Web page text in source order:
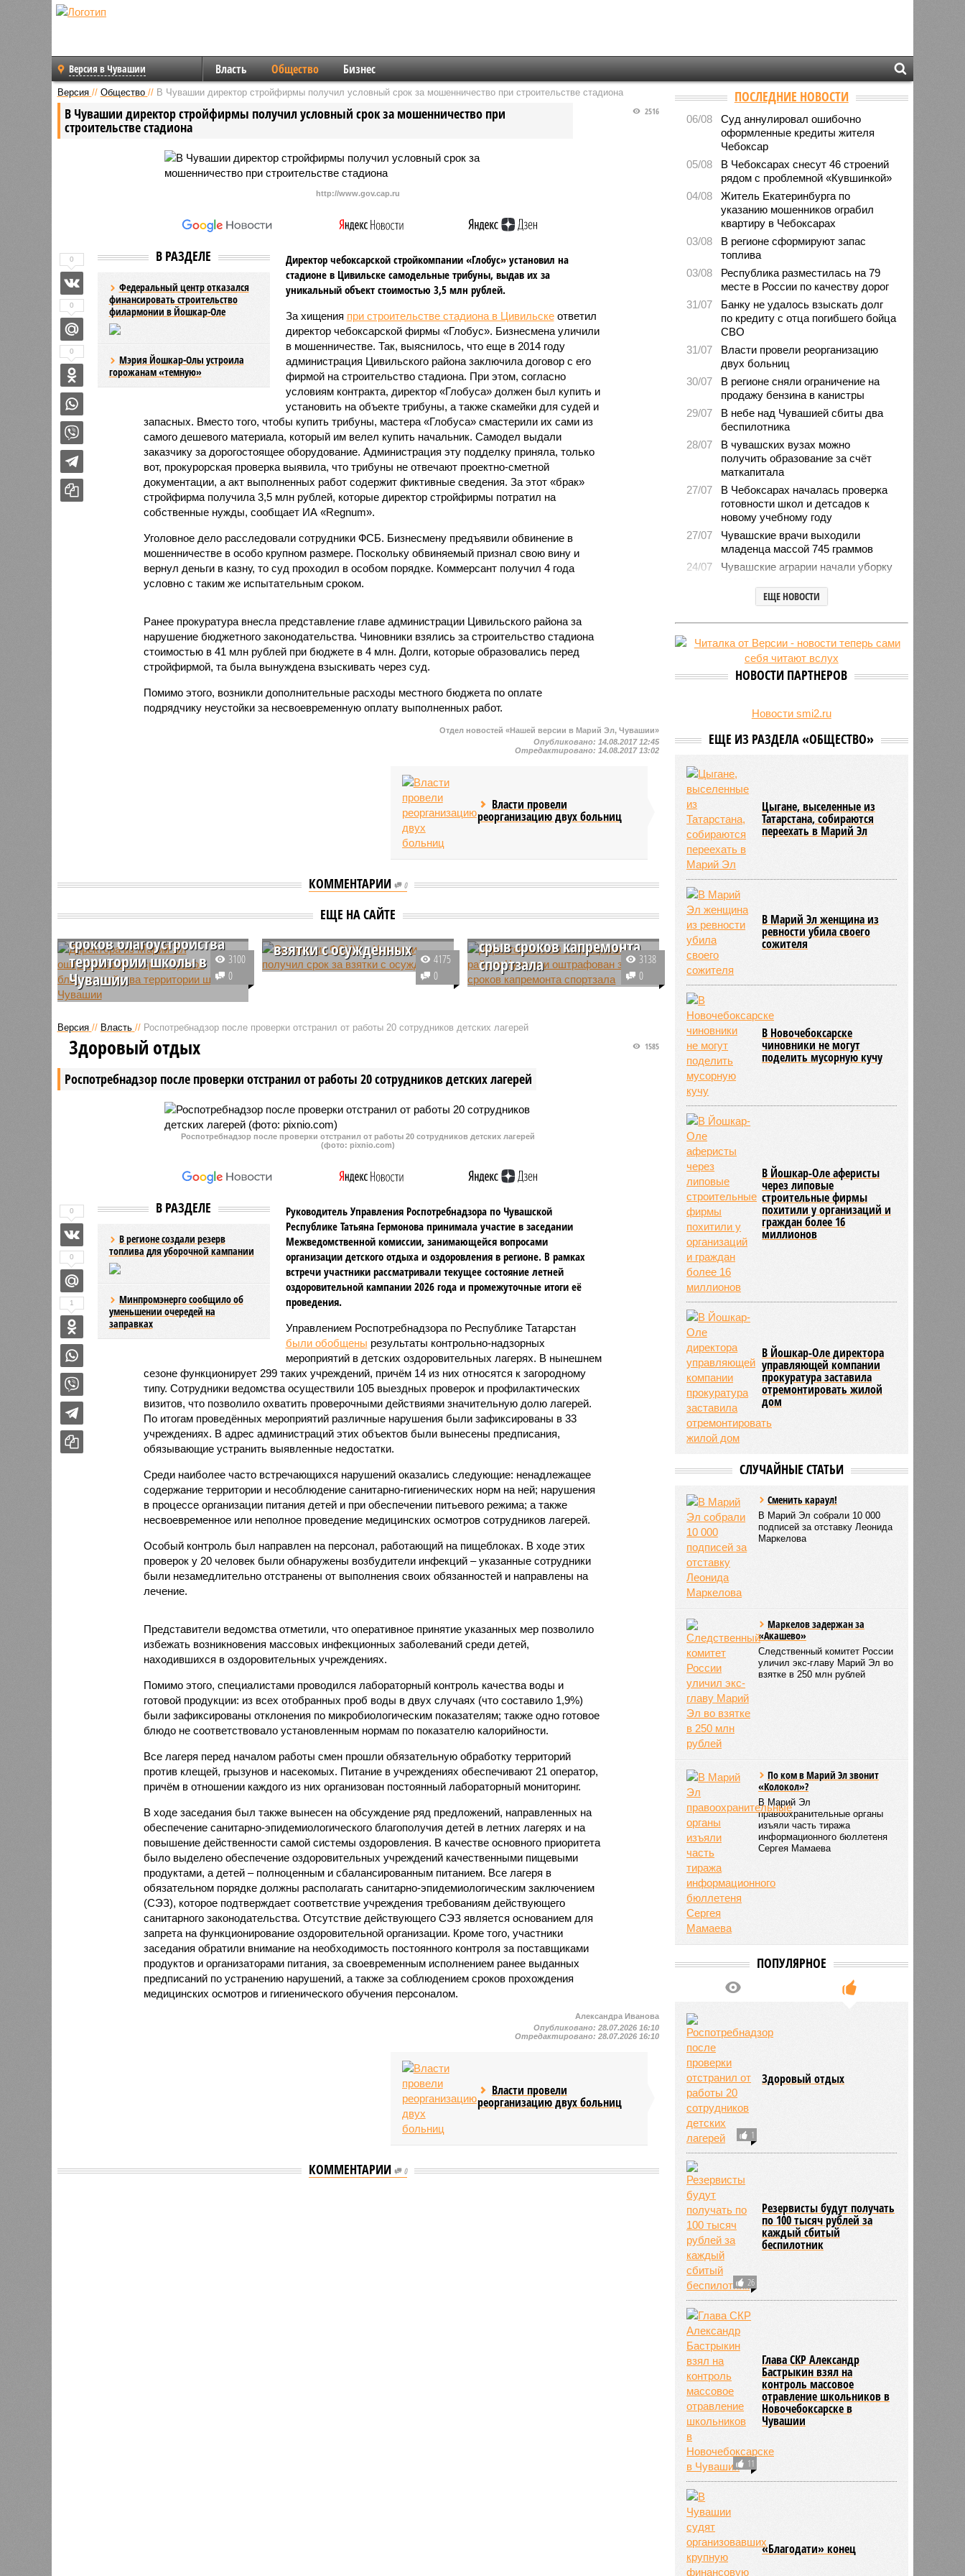
Версия в Чувашии Власть Общество Бизнес
Версия // Общество // В Чувашии директор стройфирмы получил условный срок за мошенничество при строительстве стадиона
В Чувашии директор стройфирмы получил условный срок за мошенничество при
строительстве стадиона
2516
http://www.gov.cap.ru
В РАЗДЕЛЕ
Федеральный центр отказался
финансировать строительство
филармонии в Йошкар-Оле
Мэрия Йошкар-Олы устроила
горожанам «темную»
Директор чебоксарской стройкомпании «Глобус» установил на
стадионе в Цивильске самодельные трибуны, выдав их за
уникальный объект стоимостью 3,5 млн рублей.
За хищения при строительстве стадиона в Цивильскеответил
директор чебоксарской фирмы «Глобус». Бизнесмена уличили
в мошенничестве. Так, выяснилось, что еще в 2014 году
администрация Цивильского района заключила договор с его
фирмой на строительство стадиона. При этом, согласно
условиям контракта, директор «Глобуса» должен был купить и
установить на объекте трибуны, а также скамейки для судей и
запасных. Вместо того, чтобы купить трибуны, мастера «Глобуса» смастерили их сами из
самого дешевого материала, который им велел купить начальник. Самодел выдали
заказчику за дорогостоящее оборудование. Администрация эту подделку приняла, только
вот, прокурорская проверка выявила, что трибуны не отвечают проектно-сметной
документации, а акт выполненных работ содержит фиктивные сведения. За этот «брак»
стройфирма получила 3,5 млн рублей, которые директор стройфирмы потратил на
собственные нужды, сообщает ИА «Regnum».
Уголовное дело расследовали сотрудники ФСБ. Бизнесмену предъявили обвинение в
мошенничестве в особо крупном размере. Поскольку обвиняемый признал свою вину и
вернул деньги в казну, то суд проходил в особом порядке. Коммерсант получил 4 года
условно с таким же испытательным сроком.
Ранее прокуратура внесла представление главе администрации Цивильского района за
нарушение бюджетного законодательства. Чиновники взялись за строительство стадиона
стоимостью в 41 млн рублей при бюджете в 4 млн. Долги, которые образовались перед
стройфирмой, та была вынуждена взыскивать через суд.
Помимо этого, возникли дополнительные расходы местного бюджета по оплате
подрядчику неустойки за несвоевременную оплату выполненных работ.
0
0
0
Отдел новостей «Нашей версии в Марий Эл, Чувашии»
Опубликовано: 14.08.2017 12:45
Отредактировано: 14.08.2017 13:02
Власти провели
реорганизацию двух больниц
КОММЕНТАРИИ 0
ЕЩЕ НА САЙТЕ
оштрафовали за срыв
сроков благоустройства
территории школы в
Чувашии
Директора компании из Марий Эл
благоустройства территории
одной из школ, расположенной в
Моргаушском муниципальном
округе Чувашии.
3100
0
Сотрудник ФСИН в
взятки с осужденных
В Чувашии суд вынес приговор
преступников, получивших
отбывания наказания.
4175
0
Директор школы в
Урмарском районе
срыв сроков капремонта
спортзала
В Урмарском районе Чувашии
спортивного зала в учебном
о контрактной системе закупок.
3138
0
Версия // Власть // Роспотребнадзор после проверки отстранил от работы 20 сотрудников детских лагерей
Роспотребнадзор после проверки отстранил от работы 20 сотрудников детских лагерей
1585
Здоровый отдых
Роспотребнадзор после проверки отстранил от работы 20 сотрудников детских лагерей
(фото: pixnio.com)
В РАЗДЕЛЕ
В регионе создали резерв
топлива для уборочной кампании
Минпромэнерго сообщило об
уменьшении очередей на
заправках
Руководитель Управления Роспотребнадзора по Чувашской
Республике Татьяна Гермонова принимала участие в заседании
Межведомственной комиссии, занимающейся вопросами
организации детского отдыха и оздоровления в регионе. В рамках
встречи участники рассматривали текущее состояние летней
оздоровительной кампании 2026 года и промежуточные итоги её
проведения.
Управлением Роспотребнадзора по Республике Татарстан
были обобщены результаты контрольно-надзорных
мероприятий в детских оздоровительных лагерях. В нынешнем
сезоне функционирует 299 таких учреждений, причём 14 из них относятся к загородному
типу. Сотрудники ведомства осуществили 105 выездных проверок и профилактических
визитов, что позволило охватить проверочными действиями значительную долю лагерей.
По итогам проведённых мероприятий различные нарушения были зафиксированы в 33
учреждениях. В адрес администраций этих объектов были вынесены предписания,
обязывающие устранить выявленные недостатки.
Среди наиболее часто встречающихся нарушений оказались следующие: ненадлежащее
содержание территории и несоблюдение санитарно-гигиенических норм на ней; нарушения
в процессе организации питания детей и при обеспечении питьевого режима; а также
несвоевременное или неполное проведение медицинских осмотров сотрудников лагерей.
Особый контроль был направлен на персонал, работающий на пищеблоках. В ходе этих
проверок у 20 человек были обнаружены возбудители инфекций – указанные сотрудники
были незамедлительно отстранены от выполнения своих обязанностей и направлены на
лечение.
Представители ведомства отметили, что оперативное принятие указанных мер позволило
избежать возникновения массовых инфекционных заболеваний среди детей,
находившихся в оздоровительных учреждениях.
Помимо этого, специалистами проводился лабораторный контроль качества воды и
готовой продукции: из всех отобранных проб воды в двух случаях (что составило 1,9%)
были зафиксированы отклонения по микробиологическим показателям; также одно готовое
блюдо не соответствовало установленным нормам по показателю калорийности.
Все лагеря перед началом работы смен прошли обязательную обработку территорий
против клещей, грызунов и насекомых. Питание в учреждениях обеспечивают 21 оператор,
причём в отношении каждого из них организован постоянный лабораторный мониторинг.
В ходе заседания был также вынесен на обсуждение ряд предложений, направленных на
обеспечение санитарно-эпидемиологического благополучия детей в летних лагерях и на
повышение действенности самой системы оздоровления. В качестве основного приоритета
было выделено обеспечение оздоровительных учреждений качественными пищевыми
продуктами, а детей – полноценным и сбалансированным питанием. Все лагеря в
обязательном порядке должны располагать санитарно-эпидемиологическим заключением
(СЭЗ), которое подтверждает соответствие учреждения требованиям действующего
санитарного законодательства. Отсутствие действующего СЭЗ является основанием для
запрета на функционирование оздоровительной организации. Кроме того, участники
заседания обратили внимание на необходимость постоянного контроля за поставщиками
продуктов и организаторами питания, за своевременным исполнением ранее выданных
предписаний по устранению нарушений, а также за соблюдением сроков прохождения
медицинских осмотров и гигиенического обучения персоналом.
0
0
1
Александра Иванова
Опубликовано:28.07.2026 16:10
Отредактировано:28.07.2026 16:10
Власти провели
реорганизацию двух больниц
КОММЕНТАРИИ 0
ПОСЛЕДНИЕ НОВОСТИ
06/08
Суд аннулировал ошибочно
оформленные кредиты жителя
Чебоксар
05/08
В Чебоксарах снесут 46 строений
рядом с проблемной «Кувшинкой»
04/08
Житель Екатеринбурга по
указанию мошенников ограбил
квартиру в Чебоксарах
03/08
В регионе сформируют запас
топлива
03/08
Республика разместилась на 79
месте в России по качеству дорог
31/07
Банку не удалось взыскать долг
по кредиту с отца погибшего бойца
СВО
31/07
Власти провели реорганизацию
двух больниц
30/07
В регионе сняли ограничение на
продажу бензина в канистры
29/07
В небе над Чувашией сбиты два
беспилотника
28/07
В чувашских вузах можно
получить образование за счёт
маткапитала
27/07
В Чебоксарах началась проверка
готовности школ и детсадов к
новому учебному году
27/07
Чувашские врачи выходили
младенца массой 745 граммов
24/07
Чувашские аграрии начали уборку
Минпромэнерго сообщило об
заправках
23/07
В Чувашии за 6 месяцев изъято
свыше 500 единиц оружия
ЕЩЕ НОВОСТИ
НОВОСТИ ПАРТНЕРОВ
Новости smi2.ru
ЕЩЕ ИЗ РАЗДЕЛА «ОБЩЕСТВО»
Цыгане, выселенные из
Татарстана, собираются
переехать в Марий Эл
В Марий Эл женщина из
ревности убила своего
сожителя
В Новочебоксарске
чиновники не могут
поделить мусорную кучу
В Йошкар-Оле аферисты
через липовые
строительные фирмы
похитили у организаций и
граждан более 16
миллионов
В Йошкар-Оле директора
управляющей компании
прокуратура заставила
отремонтировать жилой
дом
СЛУЧАЙНЫЕ СТАТЬИ
Сменить караул!
В Марий Эл собрали 10 000
подписей за отставку Леонида
Маркелова
Маркелов задержан за
«Акашево»
Следственный комитет России
уличил экс-главу Марий Эл во
взятке в 250 млн рублей
По ком в Марий Эл звонит
«Колокол»?
В Марий Эл
правоохранительные органы
изъяли часть тиража
информационного бюллетеня
Сергея Мамаева
ПОПУЛЯРНОЕ
1
Здоровый отдых
26
Резервисты будут получать
по 100 тысяч рублей за
каждый сбитый
беспилотник
11
Глава СКР Александр
Бастрыкин взял на
контроль массовое
отравление школьников в
Новочебоксарске в
Чувашии
«Благодати» конец